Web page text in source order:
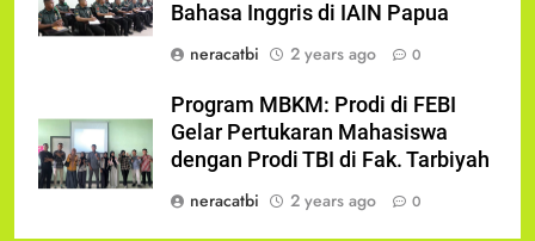
Bahasa Inggris di IAIN Papua
neracatbi
2 years ago 0
Program MBKM: Prodi di FEBI
Gelar Pertukaran Mahasiswa
dengan Prodi TBI di Fak. Tarbiyah
neracatbi
2 years ago 0